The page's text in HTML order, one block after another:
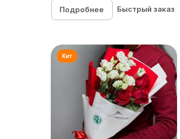
Подробнее Быстрый заказ